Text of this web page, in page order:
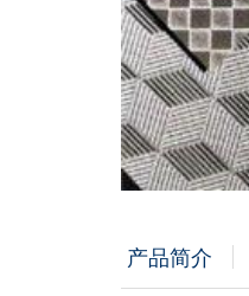
产品简介